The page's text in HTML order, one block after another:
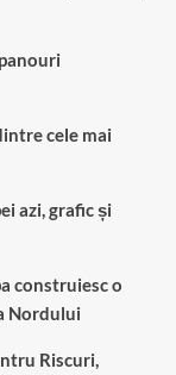
cele mai
azi, grafic și
construiesc o
Nordului
Riscuri,